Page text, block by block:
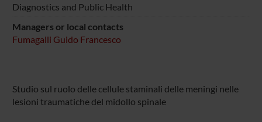
Diagnostics and Public Health
Managers or local contacts
Fumagalli Guido Francesco
Studio sul ruolo delle cellule staminali delle meningi nelle
lesioni traumatiche del midollo spinale